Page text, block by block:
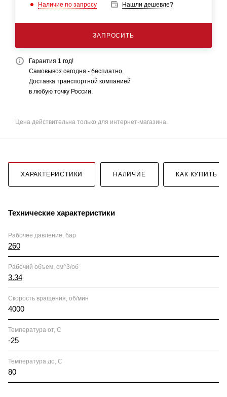
Наличие по запросу Нашли дешевле?
ЗАПРОСИТЬ
Гарантия 1 год!
Самовывоз сегодня - бесплатно.
Доставка транспортной компанией
в любую точку России.
Цена действительна только для интернет-магазина.
ХАРАКТЕРИСТИКИ НАЛИЧИЕ КАК КУПИТЬ
Технические характеристики
Рабочее давление, бар
260
Рабочий объем, см^3/об
3.34
Скорость вращения, об/мин
4000
Температура от, С
-25
Температура до, С
80